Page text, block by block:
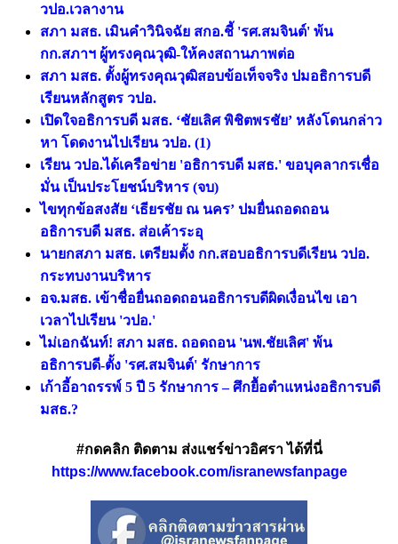
วปอ.เวลางาน
สภา มสธ. เมินคำวินิจฉัย สกอ.ชี้ 'รศ.สมจินต์' พ้น
กก.สภาฯ ผู้ทรงคุณวุฒิ-ให้คงสถานภาพต่อ
สภา มสธ. ตั้งผู้ทรงคุณวุฒิสอบข้อเท็จจริง ปมอธิการบดี
เรียนหลักสูตร วปอ.
เปิดใจอธิการบดี มสธ. ‘ชัยเลิศ พิชิตพรชัย’ หลังโดนกล่าว
หา โดดงานไปเรียน วปอ. (1)
เรียน วปอ.ได้เครือข่าย 'อธิการบดี มสธ.' ขอบุคลากรเชื่อ
มั่น เป็นประโยชน์บริหาร (จบ)
ไขทุกข้อสงสัย ‘เธียรชัย ณ นคร’ ปมยื่นถอดถอน
อธิการบดี มสธ. ส่อเค้าระอุ
นายกสภา มสธ. เตรียมตั้ง กก.สอบอธิการบดีเรียน วปอ.
กระทบงานบริหาร
อจ.มสธ. เข้าชื่อยื่นถอดถอนอธิการบดีผิดเงื่อนไข เอา
เวลาไปเรียน 'วปอ.'
ไม่เอกฉันท์! สภา มสธ. ถอดถอน 'นพ.ชัยเลิศ' พ้น
อธิการบดี-ตั้ง 'รศ.สมจินต์' รักษาการ
เก้าอี้อาถรรพ์ 5 ปี 5 รักษาการ – ศึกยื้อตำแหน่งอธิการบดี
มสธ.?
#กดคลิก ติดตาม ส่งแชร์ข่าวอิศรา ได้ที่นี่
https://www.facebook.com/isranewsfanpage